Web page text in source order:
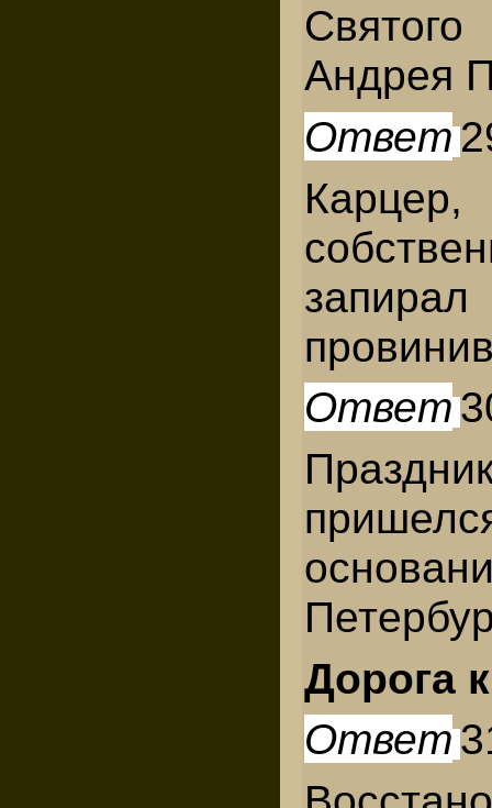
Андрея
Ответ
запирал
Ответ
Дорога
Ответ